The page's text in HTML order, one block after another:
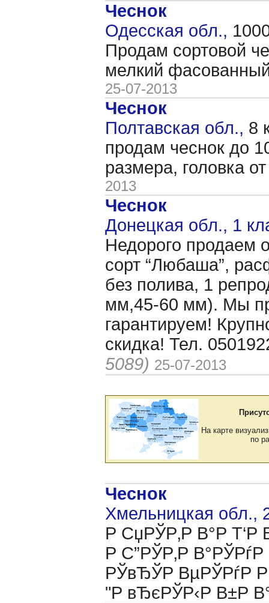
Чеснок
Одесская обл.,
Продам сортовой
мелкий
25-07-2013
Чеснок
Полтавская обл., 8
продам чеснок до
размера, головка
2013
Чеснок
Донецкая обл., 1
Недорого продаем
сорт “Любаша”,
без полива, 1
мм,45-60 мм). Мы
гарантируем!
скидка! Тел.
5089) 25-07-2013
На карте
по
Чеснок
Хмельницкая обл.,
Р СџРЎР‚Р В°Р Т‘Р
Р С”РЎР‚Р
РЎвЂЎР ВµРЎРѓР
"Р вЂєРЎР‹Р В±Р